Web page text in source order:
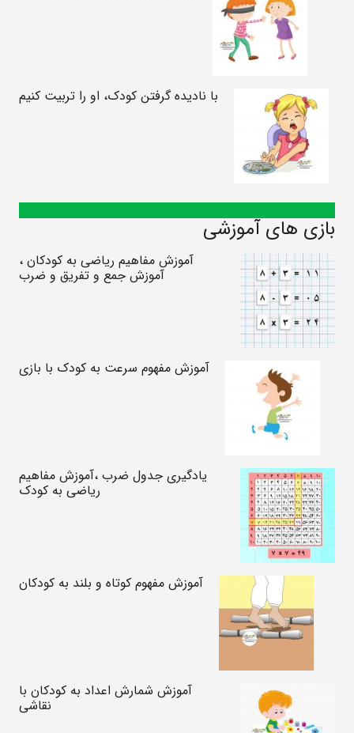
با نادیده گرفتن کودک، او را تربیت کنیم
بازی های آموزشی
آموزش مفاهیم ریاضی به کودکان ،
آموزش جمع و تفریق و ضرب
آموزش مفهوم سرعت به کودک با بازی
یادگیری جدول ضرب ،آموزش مفاهیم
ریاضی به کودک
آموزش مفهوم کوتاه و بلند به کودکان
آموزش شمارش اعداد به کودکان با
نقاشی